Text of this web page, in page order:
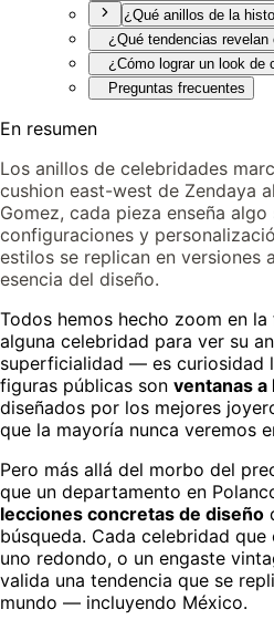
¿Qué anillos de la
¿Qué tendencias
¿Cómo lograr un look de
Preguntas frecuentes
En resumen
Los anillos de celebridades
cushion east-west de Zendaya
Gomez, cada pieza enseña
configuraciones y
estilos se replican en versiones
esencia del diseño.
Todos hemos hecho zoom en
alguna celebridad para ver su
superficialidad — es curiosidad
figuras públicas son ventanas a
diseñados por los mejores
que la mayoría nunca veremos
Pero más allá del morbo del
que un departamento en
lecciones concretas de diseño
búsqueda. Cada celebridad
uno redondo, o un engaste
valida una tendencia que se
mundo — incluyendo México.